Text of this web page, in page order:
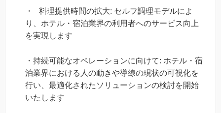
・ 料理提供時間の拡大: セルフ調理モデルによ
り、ホテル・宿泊業界の利用者へのサービス向上
を実現します
・持続可能なオペレーションに向けて: ホテル・宿
泊業界における人の動きや導線の現状の可視化を
行い、最適化されたソリューションの検討を開始
いたします